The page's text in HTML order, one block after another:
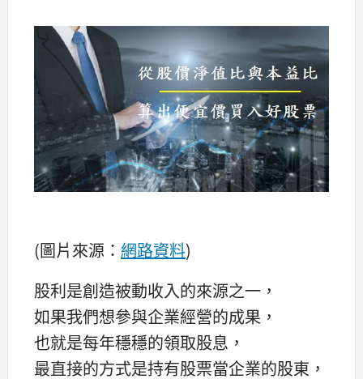
(圖片來源： 網路資料)
股利是創造被動收入的來源之一，
如果我們想參與企業經營的成果，
也就是每年穩穩的領取股息，
最直接的方式是持有股票當企業的股東，